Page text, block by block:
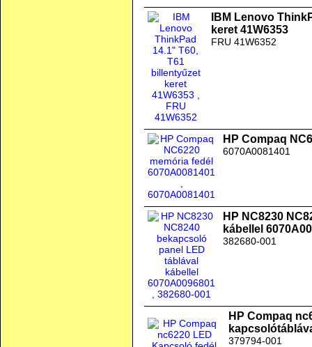
IBM Lenovo
keret 41W6353
FRU 41W6352
HP Compaq
6070A0081401
HP NC8230
kábellel
382680-001
HP Compaq
379794-001